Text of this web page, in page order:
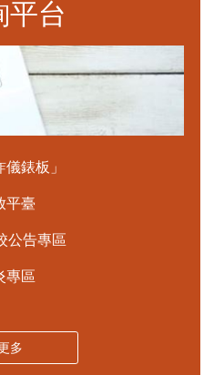
平台
錶板」
平臺
公告專區
專區
多